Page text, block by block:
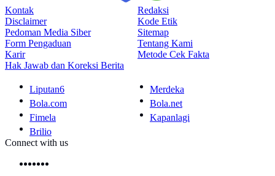
Kontak
Redaksi
Disclaimer
Kode Etik
Pedoman Media Siber
Sitemap
Form Pengaduan
Tentang Kami
Karir
Metode Cek Fakta
Hak Jawab dan Koreksi Berita
Liputan6
Merdeka
Bola.com
Bola.net
Fimela
Kapanlagi
Brilio
Connect with us